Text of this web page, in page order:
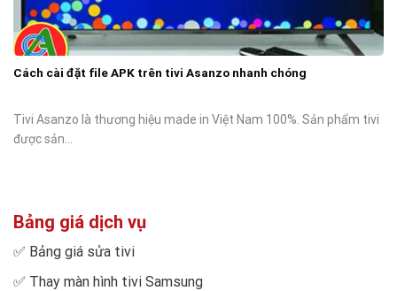
Cách cài đặt file APK trên tivi Asanzo nhanh chóng
Tivi Asanzo là thương hiệu made in Việt Nam 100%. Sản phẩm tivi
được sản...
Bảng giá dịch vụ
✅ Bảng giá sửa tivi
✅ Thay màn hình tivi Samsung